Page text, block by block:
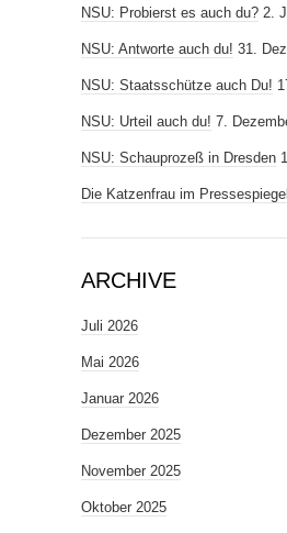
NSU: Probierst es auch du? 2.
NSU: Antworte auch du! 31.
NSU: Staatsschütze auch Du!
NSU: Urteil auch du! 7.
NSU: Schauprozeß in Dresden
Die Katzenfrau im Pressespiegel
ARCHIVE
Juli 2026
Mai 2026
Januar 2026
Dezember 2025
November 2025
Oktober 2025